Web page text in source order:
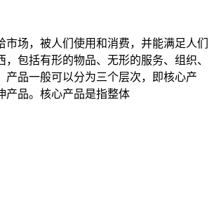
市场，被人们使用和消费，并能满足人们
，包括有形的物品、无形的服务、组织、
产品一般可以分为三个层次，即核心产
产品。核心产品是指整体